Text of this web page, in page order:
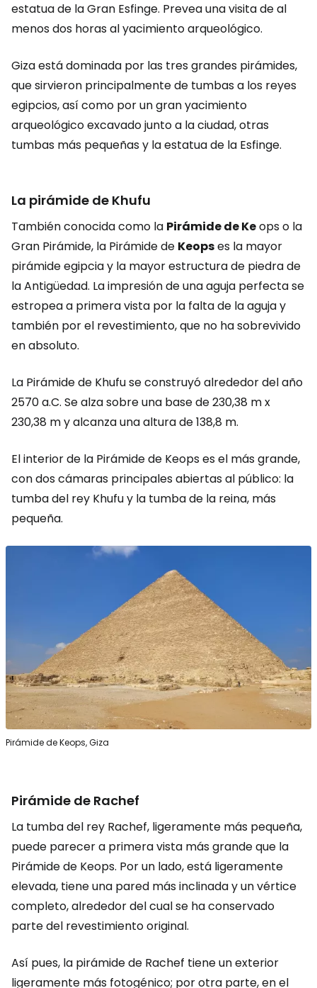
estatua de la Gran Esfinge. Prevea una visita de al
menos dos horas al yacimiento arqueológico.
Giza está dominada por las tres grandes pirámides,
que sirvieron principalmente de tumbas a los reyes
egipcios, así como por un gran yacimiento
arqueológico excavado junto a la ciudad, otras
tumbas más pequeñas y la estatua de la Esfinge.
La pirámide de Khufu
También conocida como la Pirámide de Keops o la
Gran Pirámide, la Pirámide de Keopses la mayor
pirámide egipcia y la mayor estructura de piedra de
la Antigüedad. La impresión de una aguja perfecta se
estropea a primera vista por la falta de la aguja y
también por el revestimiento, que no ha sobrevivido
en absoluto.
La Pirámide de Khufu se construyó alrededor del año
2570 a.C. Se alza sobre una base de 230,38 m x
230,38 m y alcanza una altura de 138,8 m.
El interior de la Pirámide de Keops es el más grande,
con dos cámaras principales abiertas al público: la
tumba del rey Khufu y la tumba de la reina, más
pequeña.
Pirámide de Keops, Giza
Pirámide de Rachef
La tumba del rey Rachef, ligeramente más pequeña,
puede parecer a primera vista más grande que la
Pirámide de Keops. Por un lado, está ligeramente
elevada, tiene una pared más inclinada y un vértice
completo, alrededor del cual se ha conservado
parte del revestimiento original.
Así pues, la pirámide de Rachef tiene un exterior
ligeramente más fotogénico; por otra parte, en el